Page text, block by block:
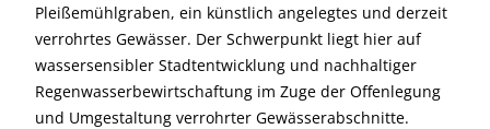
Pleißemühlgraben, ein künstlich angelegtes und derzeit
verrohrtes Gewässer. Der Schwerpunkt liegt hier auf
wassersensibler Stadtentwicklung und nachhaltiger
Regenwasserbewirtschaftung im Zuge der Offenlegung
und Umgestaltung verrohrter Gewässerabschnitte.